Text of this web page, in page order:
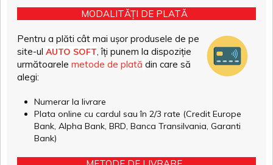
MODALITĂȚI DE PLATĂ
Pentru a plăti cât mai ușor produsele de pe
site-ul AUTO SOFT , îți punem la dispoziție
următoarele metode de plată din care să
alegi:
Numerar la livrare
Plata online cu cardul sau în 2/3 rate (Credit Europe
Bank, Alpha Bank, BRD, Banca Transilvania, Garanti
Bank)